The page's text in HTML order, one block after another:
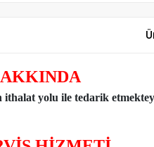
yolu ile tedarik